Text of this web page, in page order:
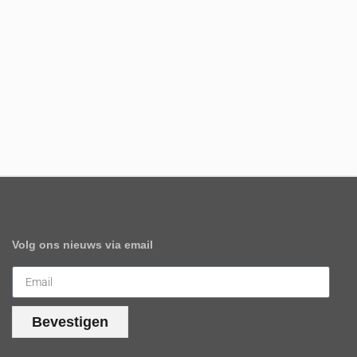
Volg ons nieuws via email
Bevestigen